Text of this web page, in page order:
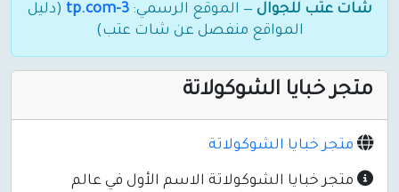
شات عتب للجوال — الموقع الرسمي:3-tp.com
(دليل
المواقع منفصل عن شات عتب)
متجر خبايا الشوكولاتة
متجر خبايا الشوكولاتة
متجر خبايا الشوكولاتة الاسم الأول في عالم